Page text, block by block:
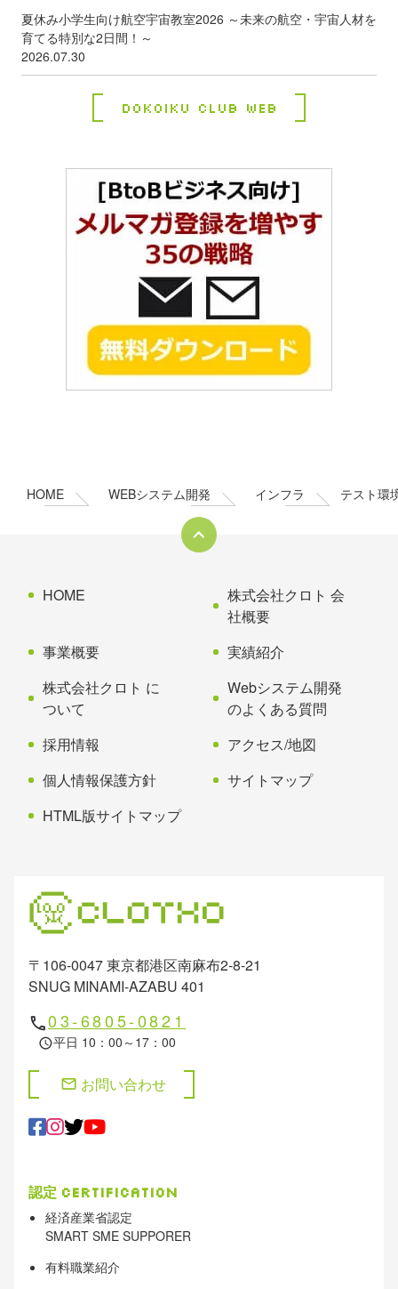
夏休み小学生向け航空宇宙教室2026 ～未来の航空・宇宙人材を
育てる特別な2日間！～
2026.07.30
Dokoiku Club Web
HOME WEBシステム開発 インフラ テスト環
〒106-0047 東京都港区南麻布2-8-21
SNUG MINAMI-AZABU 401
phone03-6805-0821
schedule平日 10：00～17：00
mail お問い合わせ
認定 Certification
経済産業省認定
SMART SME SUPPORER
有料職業紹介
HOME
株式会社クロト 会
社概要
事業概要
実績紹介
株式会社クロト に
ついて
Webシステム開発
のよくある質問
採用情報
アクセス/地図
個人情報保護方針
サイトマップ
HTML版サイトマップ